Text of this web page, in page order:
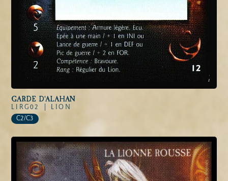
GARDE D'ALAHAN
LIRG02 |
LION
C2/C3